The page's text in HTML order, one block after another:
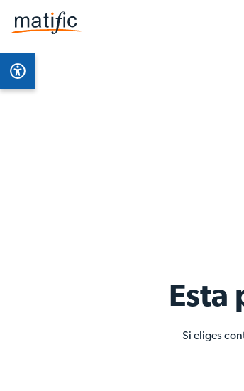
Esta
Si eliges